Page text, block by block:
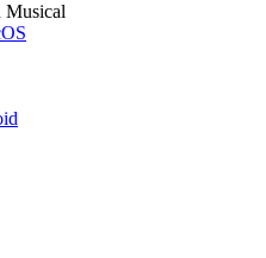
Musical